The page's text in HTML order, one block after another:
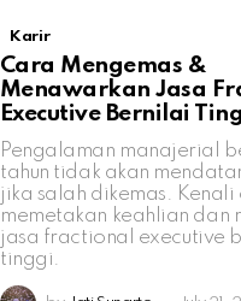
Karir
Cara Mengemas &
Menawarkan Jasa
Executive Bernilai
Pengalaman manajerial
tahun tidak akan
jika salah dikemas. Kenali
memetakan keahlian dan
jasa fractional executive
tinggi.